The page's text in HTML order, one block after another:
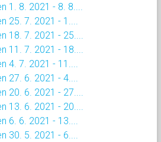
1. 8. 2021 - 8. 8....
25. 7. 2021 - 1....
18. 7. 2021 - 25....
11. 7. 2021 - 18....
4. 7. 2021 - 11....
27. 6. 2021 - 4....
20. 6. 2021 - 27....
13. 6. 2021 - 20....
6. 6. 2021 - 13....
30. 5. 2021 - 6....